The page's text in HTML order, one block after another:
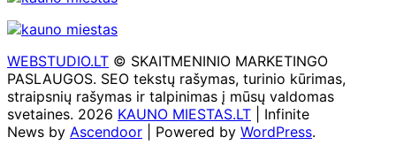
WEBSTUDIO.LT © SKAITMENINIO MARKETINGO
PASLAUGOS. SEO tekstų rašymas, turinio kūrimas,
straipsnių rašymas ir talpinimas į mūsų valdomas
svetaines. 2026 KAUNO MIESTAS.LT | Infinite
News by Ascendoor | Powered by WordPress.